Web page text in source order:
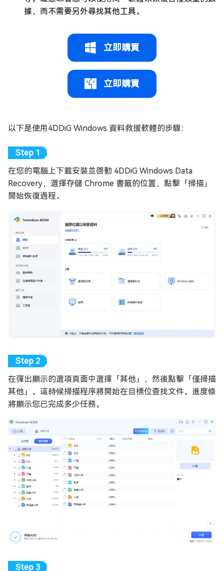
據，而不需要另外尋找其他工具。
立即購買
立即購買
以下是使用4DDiG Windows 資料救援軟體的步驟：
在您的電腦上下載安裝並啓動 4DDiG Windows Data
Recovery，選擇存儲 Chrome 書籤的位置，點擊「掃描」
開始恢復過程。
在彈出顯示的選項頁面中選擇「其他」，然後點擊「僅掃描
其他」。這時候掃描程序將開始在目標位查找文件。進度條
將顯示您已完成多少任務。